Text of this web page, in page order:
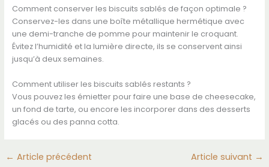
Comment conserver les biscuits sablés de façon optimale ?
Conservez-les dans une boîte métallique hermétique avec
une demi-tranche de pomme pour maintenir le croquant.
Évitez l’humidité et la lumière directe, ils se conservent ainsi
jusqu’à deux semaines.
Comment utiliser les biscuits sablés restants ?
Vous pouvez les émietter pour faire une base de cheesecake,
un fond de tarte, ou encore les incorporer dans des desserts
glacés ou des panna cotta.
← Article précédent Article suivant →